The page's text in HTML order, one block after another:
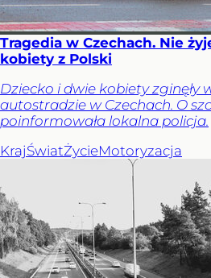
Tragedia w Czechach. Nie
kobiety z Polski
Dziecko i dwie kobiety zginęły
autostradzie w Czechach. O
poinformowała lokalna policja.
KrajŚwiatŻycieMotoryzacja